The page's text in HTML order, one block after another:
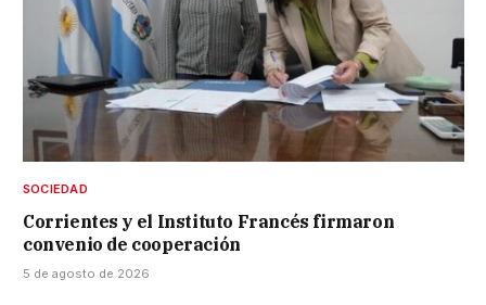
SOCIEDAD
Corrientes y el Instituto Francés firmaron
convenio de cooperación
5 de agosto de 2026